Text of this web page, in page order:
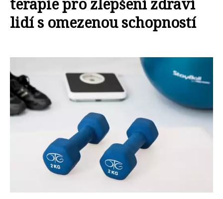
lidí s omezenou schopností